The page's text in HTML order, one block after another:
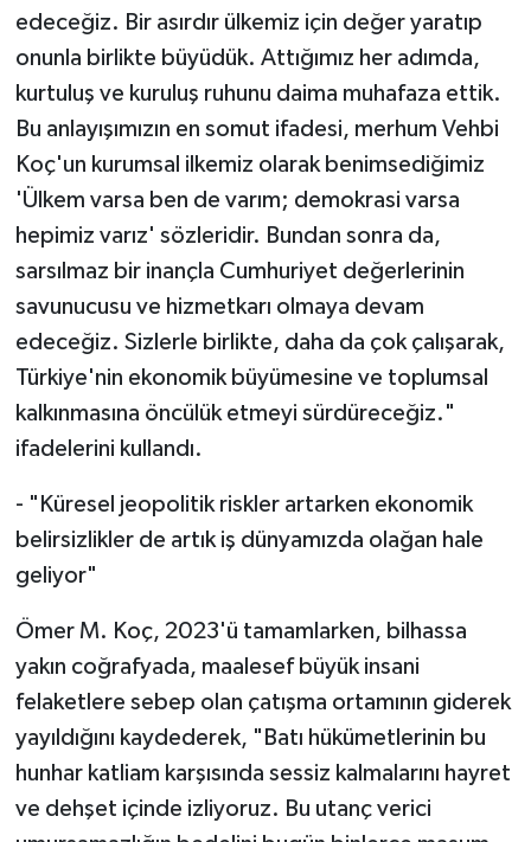
edeceğiz. Bir asırdır ülkemiz için değer yaratıp
onunla birlikte büyüdük. Attığımız her adımda,
kurtuluş ve kuruluş ruhunu daima muhafaza ettik.
Bu anlayışımızın en somut ifadesi, merhum Vehbi
Koç'un kurumsal ilkemiz olarak benimsediğimiz
'Ülkem varsa ben de varım; demokrasi varsa
hepimiz varız' sözleridir. Bundan sonra da,
sarsılmaz bir inançla Cumhuriyet değerlerinin
savunucusu ve hizmetkarı olmaya devam
edeceğiz. Sizlerle birlikte, daha da çok çalışarak,
Türkiye'nin ekonomik büyümesine ve toplumsal
kalkınmasına öncülük etmeyi sürdüreceğiz."
ifadelerini kullandı.
- "Küresel jeopolitik riskler artarken ekonomik
belirsizlikler de artık iş dünyamızda olağan hale
geliyor"
Ömer M. Koç, 2023'ü tamamlarken, bilhassa
yakın coğrafyada, maalesef büyük insani
felaketlere sebep olan çatışma ortamının giderek
yayıldığını kaydederek, "Batı hükümetlerinin bu
hunhar katliam karşısında sessiz kalmalarını hayret
ve dehşet içinde izliyoruz. Bu utanç verici